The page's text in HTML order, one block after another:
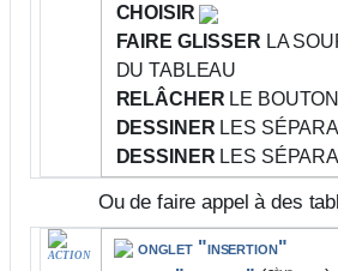
CHOISIR
FAIRE GLISSER LA
DU TABLEAU
RELÂCHER LE
DESSINER LES
DESSINER LES
Ou de faire appel à des
ACTION
onglet "insertion"